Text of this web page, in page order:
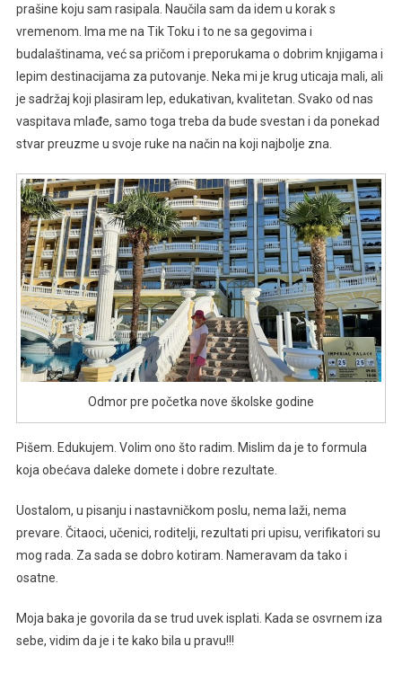
prašine koju sam rasipala. Naučila sam da idem u korak s
vremenom. Ima me na Tik Toku i to ne sa gegovima i
budalaštinama, već sa pričom i preporukama o dobrim knjigama i
lepim destinacijama za putovanje. Neka mi je krug uticaja mali, ali
je sadržaj koji plasiram lep, edukativan, kvalitetan. Svako od nas
vaspitava mlađe, samo toga treba da bude svestan i da ponekad
stvar preuzme u svoje ruke na način na koji najbolje zna.
Odmor pre početka nove školske godine
Pišem. Edukujem. Volim ono što radim. Mislim da je to formula
koja obećava daleke domete i dobre rezultate.
Uostalom, u pisanju i nastavničkom poslu, nema laži, nema
prevare. Čitaoci, učenici, roditelji, rezultati pri upisu, verifikatori su
mog rada. Za sada se dobro kotiram. Nameravam da tako i
osatne.
Moja baka je govorila da se trud uvek isplati. Kada se osvrnem iza
sebe, vidim da je i te kako bila u pravu!!!